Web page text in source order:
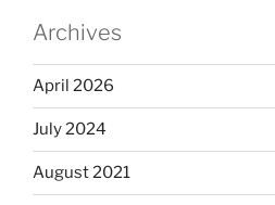
Archives
April 2026
July 2024
August 2021